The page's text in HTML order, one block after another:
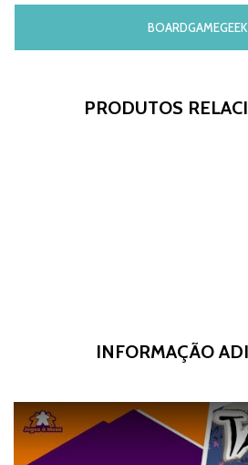
BOARDGAMEGEEK
PRODUTOS
INFORMAÇÃO